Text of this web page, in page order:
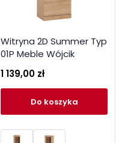
Witryna 2D Summer Typ
01P Meble Wójcik
1 139,00 zł
do koszyka